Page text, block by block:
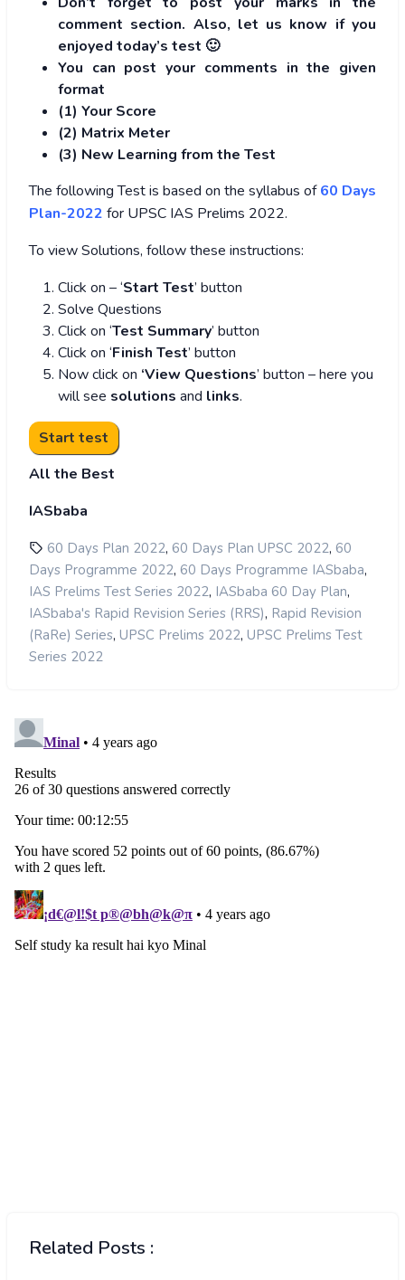
comment section. Also, let us know if you
enjoyed today’s test 🙂
You can post your comments in the given
format
(1) Your Score
(2) Matrix Meter
(3) New Learning from the Test
The following Test is based on the syllabus of60 Days
Plan-2022 for UPSC IAS Prelims 2022.
To view Solutions, follow these instructions:
Click on – ‘Start Test’ button
Solve Questions
Click on ‘Test Summary’ button
Click on ‘Finish Test’ button
Now click on ‘View Questions’ button – here you
will see solutions and links.
All the Best
IASbaba
60 Days Plan 2022, 60 Days Plan UPSC 2022, 60
Days Programme 2022, 60 Days Programme IASbaba,
IAS Prelims Test Series 2022, IASbaba 60 Day Plan,
IASbaba's Rapid Revision Series (RRS), Rapid Revision
(RaRe) Series, UPSC Prelims 2022, UPSC Prelims Test
Series 2022
Related Posts :